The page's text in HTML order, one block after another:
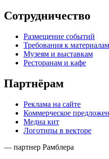
Сотрудничество
Размещение событий
Требования к материалам
Музеям и выставкам
Ресторанам и кафе
Партнёрам
Реклама на сайте
Коммерческое
Медиа кит
Логотипы в векторе
— партнер Рамблера